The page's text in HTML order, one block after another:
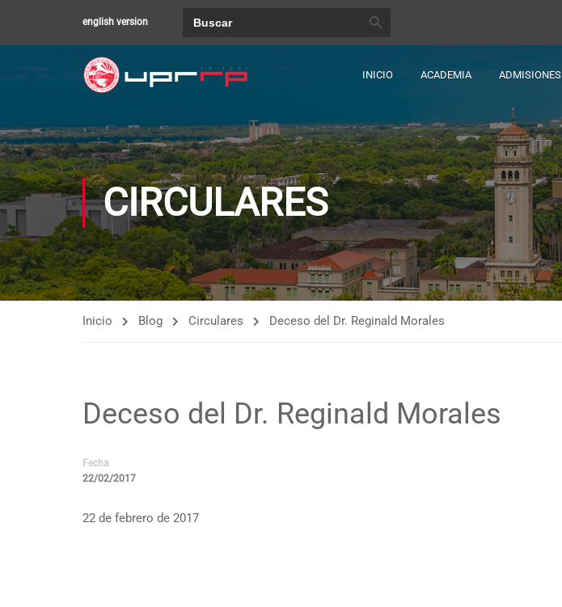
english version
INICIO ACADEMIA ADMISIONES
CIRCULARES
Inicio Blog Circulares Deceso del Dr. Reginald Morales
Deceso del Dr. Reginald Morales
Fecha
22/02/2017
22 de febrero de 2017